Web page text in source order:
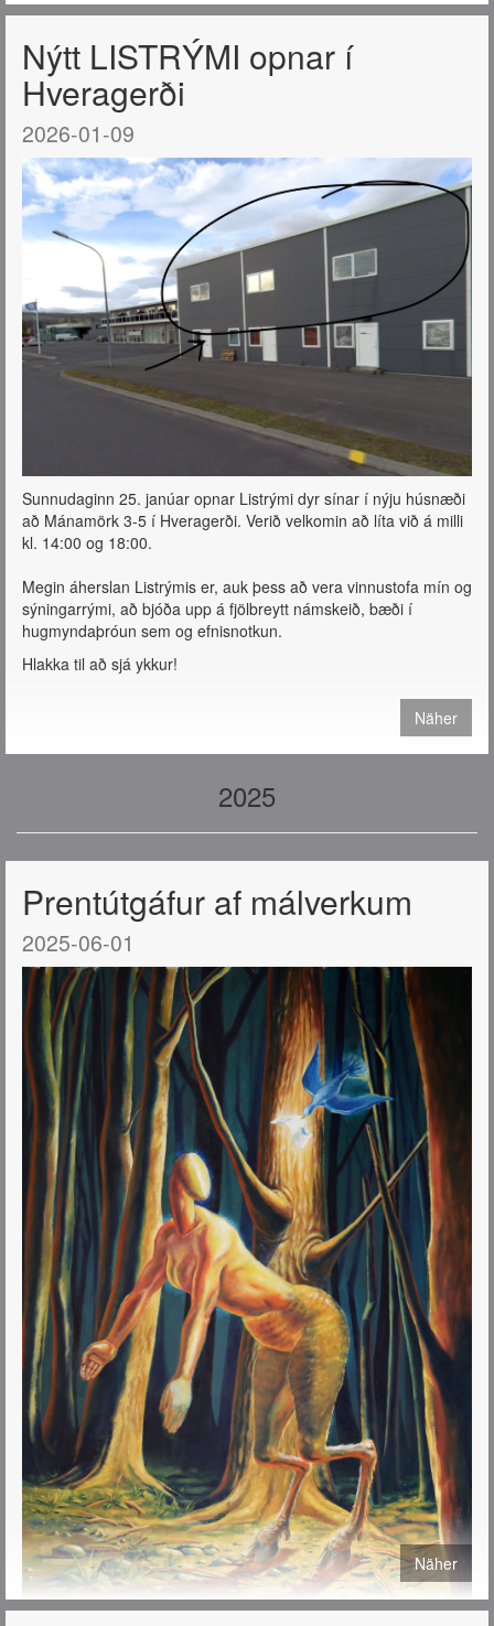
Nýtt LISTRÝMI opnar í
Hveragerði
2026-01-09
Sunnudaginn 25. janúar opnar Listrými dyr sínar í nýju húsnæði
að Mánamörk 3-5 í Hveragerði. Verið velkomin að líta við á milli
kl. 14:00 og 18:00.
Megin áherslan Listrýmis er, auk þess að vera vinnustofa mín og
sýningarrými, að bjóða upp á fjölbreytt námskeið, bæði í
hugmyndaþróun sem og efnisnotkun.
Hlakka til að sjá ykkur!
Näher
2025
Prentútgáfur af málverkum
2025-06-01
Näher